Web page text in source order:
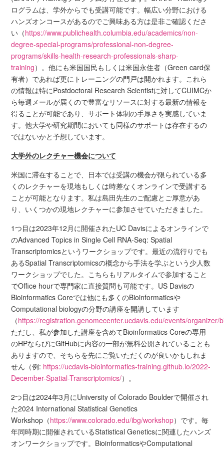
ログラムは、学外からでも受講可能です。幅広い分野における
ハンズオンコースがあるのでご興味ある方は是非ご確認くださ
い（https://www.publichealth.columbia.edu/academics/non-
degree-special-programs/professional-non-degree-
programs/skills-health-research-professionals-sharp-
training）。他にも米国国民もしくは米国永住者（Green card保
有者）であれば更にトレーニングの門戸は開かれます。これら
の情報は特にPostdoctoral Research Scientistに対してCUIMCか
ら毎週メールが届くので豊富なリソースに対する最新の情報を
得ることが可能であり、サポート体制の手厚さを実感していま
す。他大学や研究期間においても同様のサポートは存在するの
ではないかと予想しています。
大学外のレクチャー機会について
米国に滞在することで、日本では受講の機会が限られている多
くのレクチャーを現地もしくは時差なくオンラインで受講する
ことが可能となります。私は島田先生のご配慮とご厚意があ
り、いくつかの現地レクチャーに参加させていただきました。
1つ目は2023年12月に開催されたUC Davisによるオンラインで
のAdvanced Topics in Single Cell RNA-Seq: Spatial
Transcriptomicsというワークショップです。最近の流行りでも
あるSpatial Transcriptomicsの概念から手法を学ぶという少人数
ワークショップでした。こちらもリアルタイムで参加すること
でOffice hourで専門家に直接質問も可能です。US Davisの
Bioinformatics Coreでは他にも多くのBioinformaticsや
Computational biologyの分野の講座を開講しています
（https://registration.genomecenter.ucdavis.edu/events/organizer/
ただし、私が参加した講座を含めてBioinformatics Coreの専用
のHPならびにGitHubに内容の一部が無料公開されていることも
ありますので、そちらを先にご覧いただくのが良いかもしれま
せん（例: https://ucdavis-bioinformatics-training.github.io/2022-
December-Spatial-Transcriptomics/）。
2つ目は2024年3月にUniversity of Colorado Boulderで開催され
た2024 International Statistical Genetics
Workshop（https://www.colorado.edu/ibg/workshop）です。毎
年同時期に開催されているStatistical Geneticsに関連したハンズ
オンワークショップです。BioinformaticsやComputational